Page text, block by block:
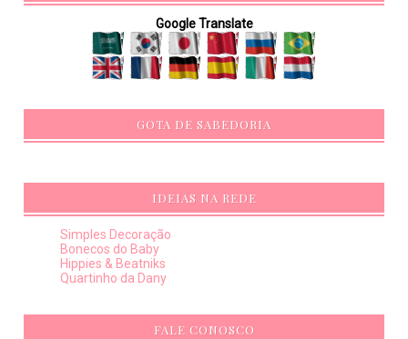
Google Translate
GOTA DE SABEDORIA
IDEIAS NA REDE
Simples Decoração
Bonecos do Baby
Hippies & Beatniks
Quartinho da Dany
FALE CONOSCO